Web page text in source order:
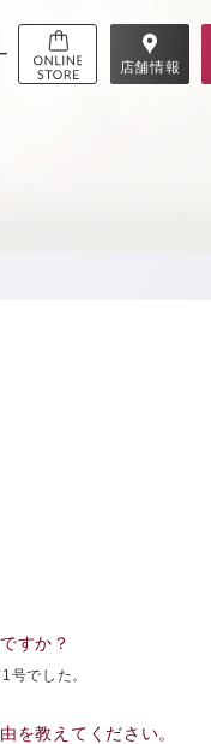
店舗情報
すか？
号でした。
を教えてください。